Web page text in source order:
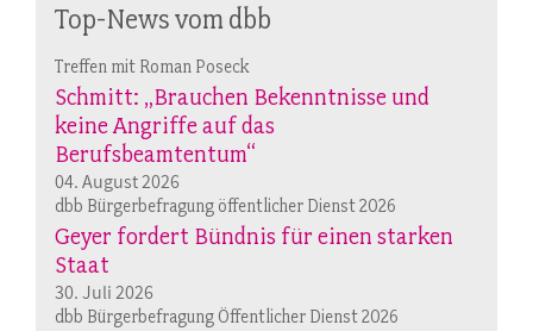
Top-News vom dbb
Treffen mit Roman Poseck
Schmitt: „Brauchen Bekenntnisse und
keine Angriffe auf das
Berufsbeamtentum“
04. August 2026
dbb Bürgerbefragung öffentlicher Dienst 2026
Geyer fordert Bündnis für einen starken
Staat
30. Juli 2026
dbb Bürgerbefragung Öffentlicher Dienst 2026